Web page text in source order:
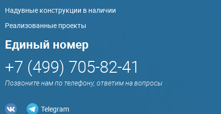
Надувные конструкции в наличии
Реализованные проекты
Единый номер
+7 (499) 705-82-41
Позвоните нам по телефону, ответим на вопросы
Telegram